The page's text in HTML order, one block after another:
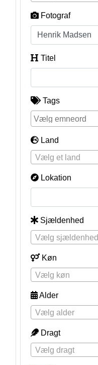
Fotograf
Titel
Tags
Land
Vælg et land
Lokation
Sjældenhed
Vælg sjældenhed
Køn
Vælg køn
Alder
Vælg alder
Dragt
Vælg dragt